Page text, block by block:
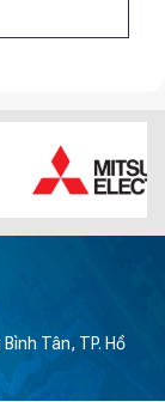
Tân, TP. Hồ